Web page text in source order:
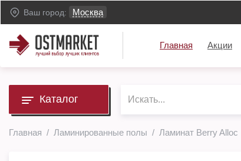
Ваш город: Москва
Главная Акции
Каталог
Главная Ламинированные полы Ламинат Berry Alloc